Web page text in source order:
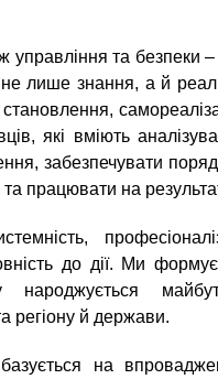
та безпеки
лише знання, а й
які вміють
забезпечувати
працювати на
до дії. Ми
народжується
регіону й держави.
на